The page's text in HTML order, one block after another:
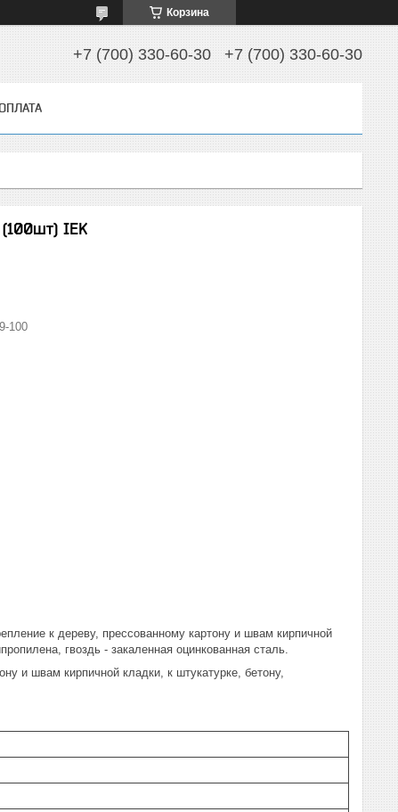
Корзина
+7 (700) 330-60-30 +7 (700) 330-60-30
IEK
100
к дереву, прессованному картону и швам кирпичной
гвоздь - закаленная оцинкованная сталь.
и швам кирпичной кладки, к штукатурке, бетону,